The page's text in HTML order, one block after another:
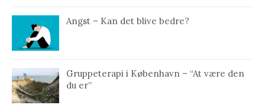
Angst – Kan det blive bedre?
Gruppeterapi i København – “At være den
du er”